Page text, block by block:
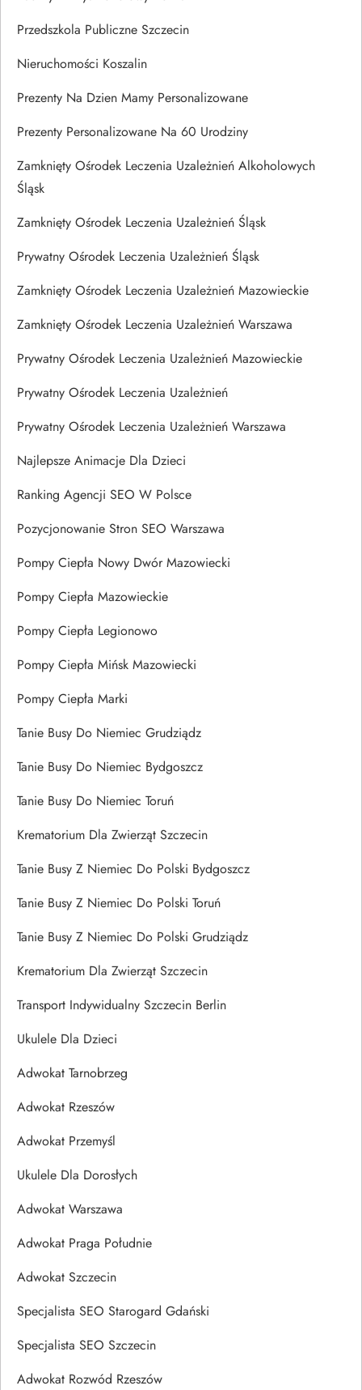
Przedszkola Publiczne Szczecin
Nieruchomości Koszalin
Prezenty Na Dzien Mamy Personalizowane
Prezenty Personalizowane Na 60 Urodziny
Zamknięty Ośrodek Leczenia Uzależnień Alkoholowych
Śląsk
Zamknięty Ośrodek Leczenia Uzależnień Śląsk
Prywatny Ośrodek Leczenia Uzależnień Śląsk
Zamknięty Ośrodek Leczenia Uzależnień Mazowieckie
Zamknięty Ośrodek Leczenia Uzależnień Warszawa
Prywatny Ośrodek Leczenia Uzależnień Mazowieckie
Prywatny Ośrodek Leczenia Uzależnień
Prywatny Ośrodek Leczenia Uzależnień Warszawa
Najlepsze Animacje Dla Dzieci
Ranking Agencji SEO W Polsce
Pozycjonowanie Stron SEO Warszawa
Pompy Ciepła Nowy Dwór Mazowiecki
Pompy Ciepła Mazowieckie
Pompy Ciepła Legionowo
Pompy Ciepła Mińsk Mazowiecki
Pompy Ciepła Marki
Tanie Busy Do Niemiec Grudziądz
Tanie Busy Do Niemiec Bydgoszcz
Tanie Busy Do Niemiec Toruń
Krematorium Dla Zwierząt Szczecin
Tanie Busy Z Niemiec Do Polski Bydgoszcz
Tanie Busy Z Niemiec Do Polski Toruń
Tanie Busy Z Niemiec Do Polski Grudziądz
Krematorium Dla Zwierząt Szczecin
Transport Indywidualny Szczecin Berlin
Ukulele Dla Dzieci
Adwokat Tarnobrzeg
Adwokat Rzeszów
Adwokat Przemyśl
Ukulele Dla Dorosłych
Adwokat Warszawa
Adwokat Praga Południe
Adwokat Szczecin
Specjalista SEO Starogard Gdański
Specjalista SEO Szczecin
Adwokat Rozwód Rzeszów